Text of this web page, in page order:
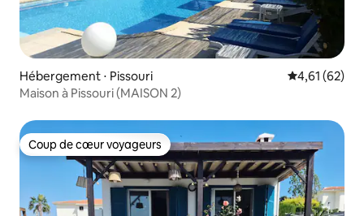
Hébergement ⋅ Pissouri Évaluation
4,61 (62)
Maison à Pissouri (MAISON 2)
Coup de cœur voyageurs
Coup de cœur voyageurs